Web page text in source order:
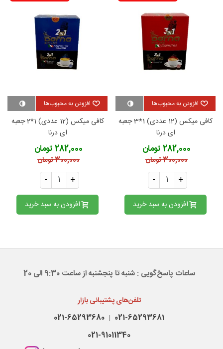
افزودن به محبوب‌ها
کافی میکس (12 عددی) 1*3 جعبه
ای درنا
282,000 تومان
300,000 تومان
- +
افزودن به سبد خرید
افزودن به محبوب‌ها
کافی میکس (12 عددی) 1*2 جعبه
ای درنا
282,000 تومان
300,000 تومان
- +
افزودن به سبد خرید
ساعات پاسخ‌گویی : شنبه تا پنجشنبه از ساعت 9:30 الی 20
تلفن‌های پشتیبانی بازار
021-65293681
|
021-65293680
021-91011340